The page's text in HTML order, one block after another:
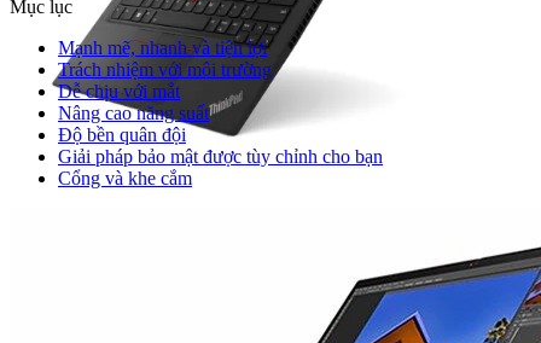
Mục lục
Mạnh mẽ, nhanh và tiện lợi
Trách nhiệm với môi trường
Dễ chịu với mắt
Nâng cao năng suất
Độ bền quân đội
Giải pháp bảo mật được tùy chỉnh cho bạn
Cổng và khe cắm